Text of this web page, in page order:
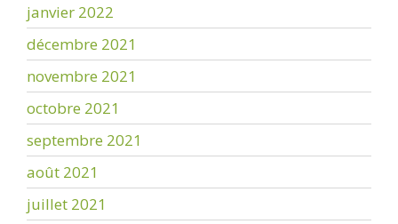
janvier 2022
décembre 2021
novembre 2021
octobre 2021
septembre 2021
août 2021
juillet 2021